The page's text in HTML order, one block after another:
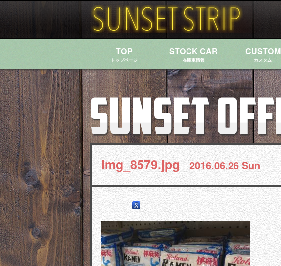
TOP
トップページ
STOCK CAR
在庫車情報
CUSTOM
カスタム
img_8579.jpg 2016.06.26 Sun